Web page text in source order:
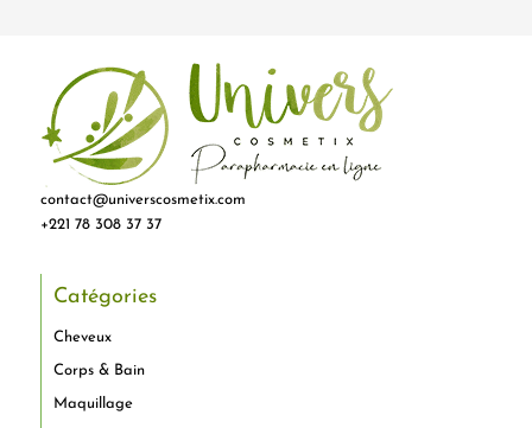
contact@universcosmetix.com
+221 78 308 37 37
Catégories
Cheveux
Corps & Bain
Maquillage